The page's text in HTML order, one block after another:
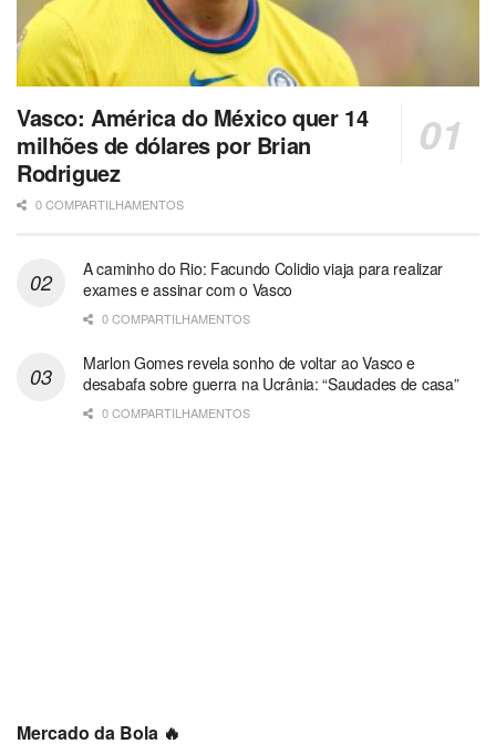
Vasco: América do México quer 14
milhões de dólares por Brian
Rodriguez
0 COMPARTILHAMENTOS
A caminho do Rio: Facundo Colidio viaja para realizar
exames e assinar com o Vasco
0 COMPARTILHAMENTOS
Marlon Gomes revela sonho de voltar ao Vasco e
desabafa sobre guerra na Ucrânia: “Saudades de casa”
0 COMPARTILHAMENTOS
Mercado da Bola 🔥